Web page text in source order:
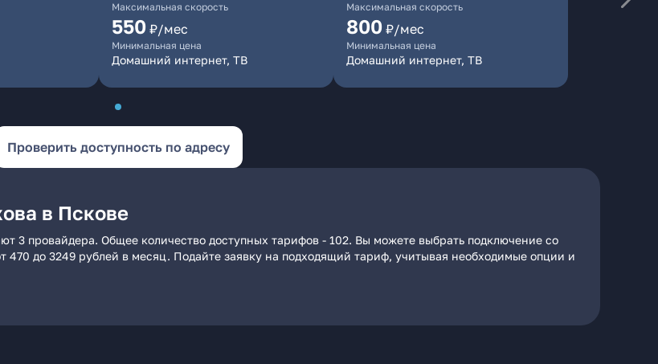
Максимальная скорость
550 ₽/мес
Минимальная цена
Домашний интернет, ТВ
Максимальная скорость
800 ₽/мес
Минимальная цена
Домашний интернет, ТВ
Проверить доступность по адресу
в Пскове
3 провайдера. Общее количество доступных тарифов - 102. Вы можете выбрать подключение со
до 3249 рублей в месяц. Подайте заявку на подходящий тариф, учитывая необходимые опции и